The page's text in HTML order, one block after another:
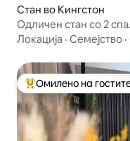
Стан во Кингстон
Одличен стан со 2
часовно
Локација · Семејство ·
Меѓу најуспешните
Омилено на